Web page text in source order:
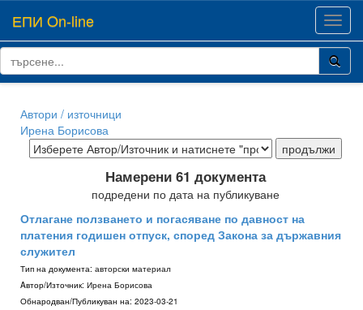
ЕПИ On-line
Автори / източници
Ирена Борисова
Намерени 61 документа
подредени по дата на публикуване
Отлагане ползването и погасяване по давност на
платения годишен отпуск, според Закона за държавния
служител
Тип на документа: авторски материал
Aвтор/Източник: Ирена Борисова
Обнародван/Публикуван на: 2023-03-21